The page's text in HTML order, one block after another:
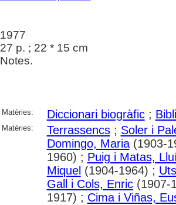
1977
27 p. ; 22 * 15 cm
Notes.
Matèries: Diccionari biogràfic;
Matèries: Terrassencs; Soler i
Domingo, Maria(1903-
1960) ; Puig i Matas,
Miquel (1904-1964) ;
Gall i Cols, Enric(1907-
1917) ; Cima i Viñas,